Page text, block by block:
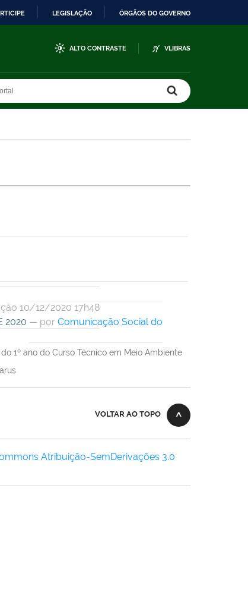
LEGISLAÇÃO ÓRGÃOS DO GOVERNO
ALTO CONTRASTE VLIBRAS
10/12/2020 17h48
2020 — por Comunicação Social do
1º ano do Curso Técnico em Meio Ambiente
VOLTAR AO TOPO
Atribuição-SemDerivações 3.0